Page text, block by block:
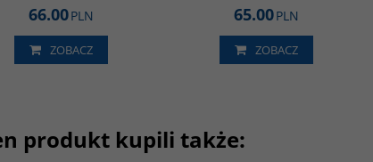
66.00PLN
ZOBACZ
65.00PLN
ZOBACZ
produkt kupili także: